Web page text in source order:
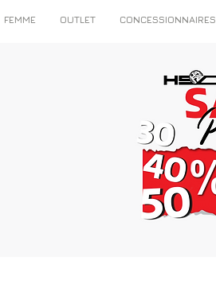
FEMME OUTLET CONCESSIONNAIRES